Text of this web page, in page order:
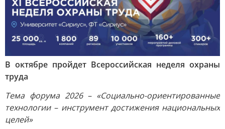
В октябре пройдет Всероссийская неделя охраны
труда
Тема форума 2026 – «Социально-ориентированные
технологии – инструмент достижения национальных
целей»